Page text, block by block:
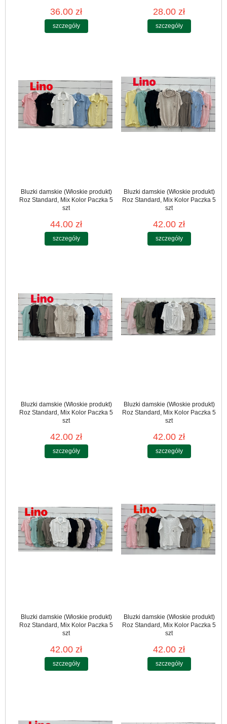
36.00 zł
szczegóły
28.00 zł
szczegóły
Bluzki damskie (Włoskie produkt)
Roz Standard, Mix Kolor Paczka 5
szt
44.00 zł
szczegóły
Bluzki damskie (Włoskie produkt)
Roz Standard, Mix Kolor Paczka 5
szt
42.00 zł
szczegóły
Bluzki damskie (Włoskie produkt)
Roz Standard, Mix Kolor Paczka 5
szt
42.00 zł
szczegóły
Bluzki damskie (Włoskie produkt)
Roz Standard, Mix Kolor Paczka 5
szt
42.00 zł
szczegóły
Bluzki damskie (Włoskie produkt)
Roz Standard, Mix Kolor Paczka 5
szt
42.00 zł
szczegóły
Bluzki damskie (Włoskie produkt)
Roz Standard, Mix Kolor Paczka 5
szt
42.00 zł
szczegóły